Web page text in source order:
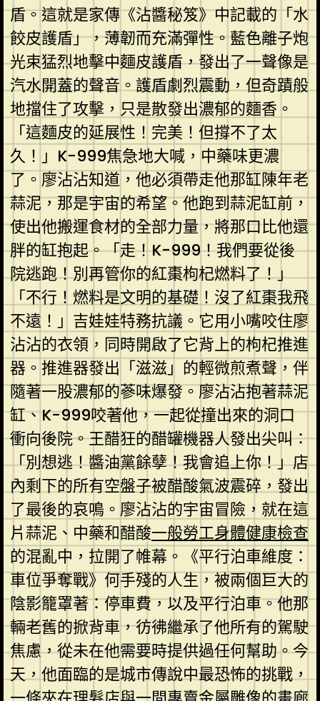
盾。這就是家傳《沾醬秘笈》中記載的「水
餃皮護盾」，薄韌而充滿彈性。藍色離子炮
光束猛烈地擊中麵皮護盾，發出了一聲像是
汽水開蓋的聲音。護盾劇烈震動，但奇蹟般
地擋住了攻擊，只是散發出濃郁的麵香。
「這麵皮的延展性！完美！但撐不了太
久！」K-999焦急地大喊，中藥味更濃
了。廖沾沾知道，他必須帶走他那缸陳年老
蒜泥，那是宇宙的希望。他跑到蒜泥缸前，
使出他搬運食材的全部力量，將那口比他還
胖的缸抱起。「走！K-999！我們要從後
院逃跑！別再管你的紅棗枸杞燃料了！」
「不行！燃料是文明的基礎！沒了紅棗我飛
不遠！」吉娃娃特務抗議。它用小嘴咬住廖
沾沾的衣領，同時開啟了它背上的枸杞推進
器。推進器發出「滋滋」的輕微煎煮聲，伴
隨著一股濃郁的蔘味爆發。廖沾沾抱著蒜泥
缸、K-999咬著他，一起從撞出來的洞口
衝向後院。王醋狂的醋罐機器人發出尖叫：
「別想逃！醬油黨餘孽！我會追上你！」店
內剩下的所有空盤子被醋酸氣波震碎，發出
了最後的哀鳴。廖沾沾的宇宙冒險，就在這
片蒜泥、中藥和醋酸一般勞工身體健康檢查
的混亂中，拉開了帷幕。《平行泊車維度：
車位爭奪戰》何手殘的人生，被兩個巨大的
陰影籠罩著：停車費，以及平行泊車。他那
輛老舊的掀背車，彷彿繼承了他所有的駕駛
焦慮，從未在他需要時提供過任何幫助。今
天，他面臨的是城市傳說中最恐怖的挑戰，